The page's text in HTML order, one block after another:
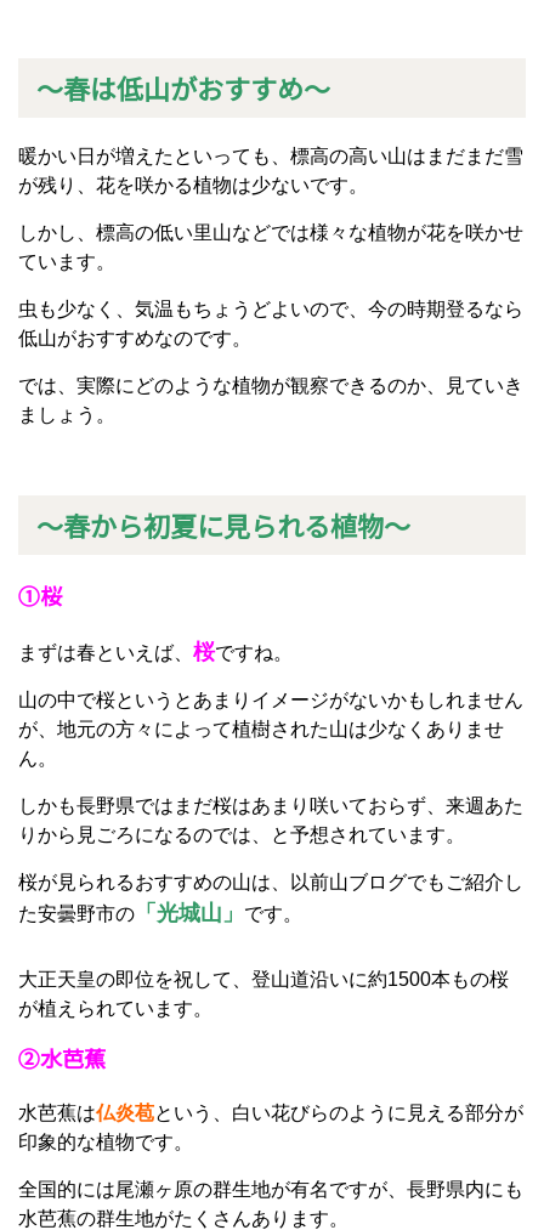
～春は低山がおすすめ～
暖かい日が増えたといっても、標高の高い山はまだまだ雪
が残り、花を咲かる植物は少ないです。
しかし、標高の低い里山などでは様々な植物が花を咲かせ
ています。
虫も少なく、気温もちょうどよいので、今の時期登るなら
低山がおすすめなのです。
では、実際にどのような植物が観察できるのか、見ていき
ましょう。
～春から初夏に見られる植物～
①桜
まずは春といえば、 桜ですね。
山の中で桜というとあまりイメージがないかもしれません
が、地元の方々によって植樹された山は少なくありませ
ん。
しかも長野県ではまだ桜はあまり咲いておらず、来週あた
りから見ごろになるのでは、と予想されています。
桜が見られるおすすめの山は、以前山ブログでもご紹介し
た安曇野市の 「光城山」 です。
大正天皇の即位を祝して、登山道沿いに約1500本もの桜
が植えられています。
②水芭蕉
水芭蕉は仏炎苞という、白い花びらのように見える部分が
印象的な植物です。
全国的には尾瀬ヶ原の群生地が有名ですが、長野県内にも
水芭蕉の群生地がたくさんあります。